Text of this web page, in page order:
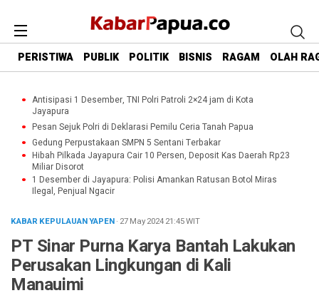
PERISTIWA PUBLIK POLITIK BISNIS RAGAM OLAH
Antisipasi 1 Desember, TNI Polri Patroli 2×24 jam di Kota
Jayapura
Pesan Sejuk Polri di Deklarasi Pemilu Ceria Tanah Papua
Gedung Perpustakaan SMPN 5 Sentani Terbakar
Hibah Pilkada Jayapura Cair 10 Persen, Deposit Kas Daerah Rp23
Miliar Disorot
1 Desember di Jayapura: Polisi Amankan Ratusan Botol Miras
Ilegal, Penjual Ngacir
KABAR KEPULAUAN YAPEN· 27 May 202421:45WIT
PT Sinar Purna Karya Bantah Lakukan
Perusakan Lingkungan di Kali
Manauimi